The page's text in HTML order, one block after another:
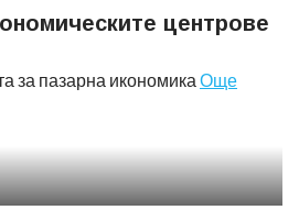
центрове
за пазарна икономика Още